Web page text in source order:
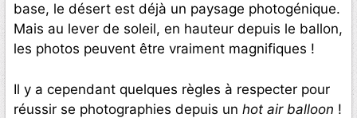
base, le désert est déjà un paysage photogénique.
Mais au lever de soleil, en hauteur depuis le ballon,
les photos peuvent être vraiment magnifiques !
Il y a cependant quelques règles à respecter pour
réussir se photographies depuis un hot air balloon !